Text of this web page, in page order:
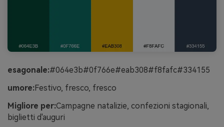
esagonale:#064e3b#0f766e#eab308#f8fafc#334155
umore:Festivo, fresco, fresco
Migliore per:Campagne natalizie, confezioni stagionali,
biglietti d'auguri